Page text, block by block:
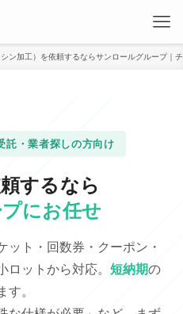
ン加工）を依頼するならサンロールグループ｜
託・業者探しの方向け
するなら
にお任せ
ット・回数券・クーポン・
ロットから対応。 短納期の
す。